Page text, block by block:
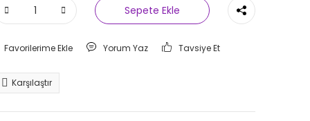
Sepete Ekle
Yorum Yaz Tavsiye Et
Karşılaştır